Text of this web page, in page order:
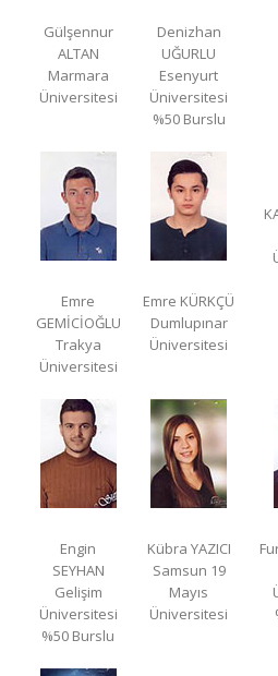
Gülşennur
ALTAN
Marmara
Üniversitesi
Denizhan
UĞURLU
Esenyurt
Üniversitesi
%50 Burslu
Emre
GEMİCİOĞLU
Trakya
Üniversitesi
Emre KÜRKÇÜ
Dumlupınar
Üniversitesi
Engin
SEYHAN
Gelişim
Üniversitesi
%50 Burslu
Kübra YAZICI
Samsun 19
Mayıs
Üniversitesi